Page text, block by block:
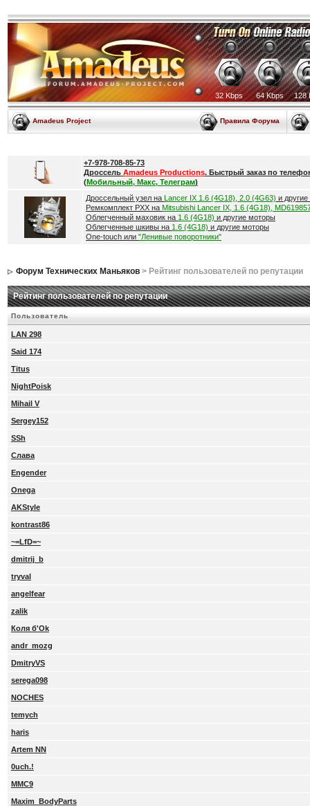
32 Kbps 64 Kbps 128
Amadeus Project Правила Форума
+7-978-708-85-73
Дроссель Amadeus Productions. Быстрый заказ по
(Мобильный, Макс, Телеграм)
Дроссельный узел на Lancer IX 1.6 (4G18), 2.0 (4G63) и
Ремкомплект РХХ на Mitsubishi Lancer IX, 1.6 (4G18),
Облегченный маховик на 1.6 (4G18) и другие моторы
Облегченные шкивы на 1.6 (4G18) и другие моторы
One-touch или "Ленивые поворотники"
Форум Технических Маньяков> Рейтинг пользователей по репутации
Рейтинг пользователей по репутации
Пользователь
LAN 298
Said 174
Titus
NightPoisk
Mihail V
Sergey152
SSh
Слава
Engender
Onega
AKStyle
kontrast86
~=LfD=~
dmitrij_b
tryval
angelfear
zalik
Коля б'Ok
andr_mozg
DmitryVS
serega098
NOCHES
temych
haris
Artem NN
0uch.!
MMC9
Maxim_BodyParts